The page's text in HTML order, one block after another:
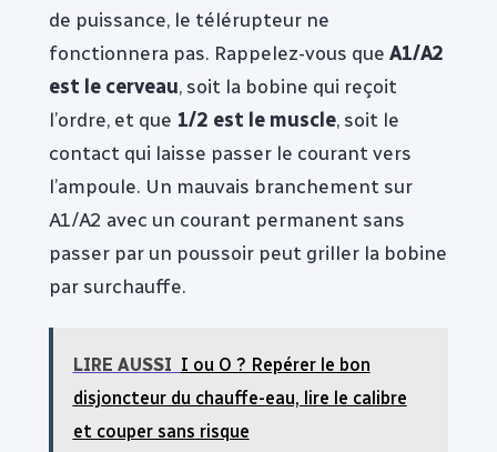
de puissance, le télérupteur ne
fonctionnera pas. Rappelez-vous que A1/A2
est le cerveau, soit la bobine qui reçoit
l’ordre, et que 1/2 est le muscle, soit le
contact qui laisse passer le courant vers
l’ampoule. Un mauvais branchement sur
A1/A2 avec un courant permanent sans
passer par un poussoir peut griller la bobine
par surchauffe.
LIRE AUSSI I ou O ? Repérer le bon
disjoncteur du chauffe-eau, lire le calibre
et couper sans risque